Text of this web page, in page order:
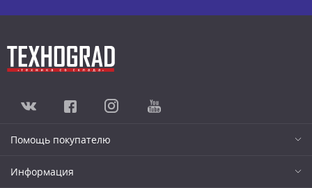
Помощь покупателю
Информация